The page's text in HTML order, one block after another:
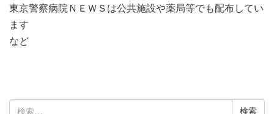
東京警察病院ＮＥＷＳは公共施設や薬局等でも配布してい
ます
など